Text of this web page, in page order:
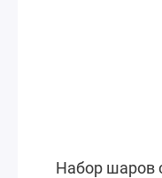
Набор шаров